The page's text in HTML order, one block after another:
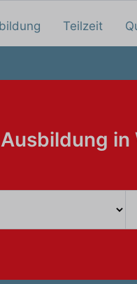
Teilzeit
Ausbildung in